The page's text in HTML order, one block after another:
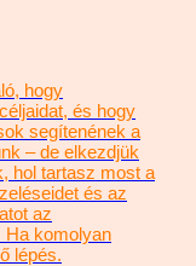
hogy
és hogy
segítenének a
– de elkezdjük
hol tartasz most a
és az
az
Ha komolyan
lépés.